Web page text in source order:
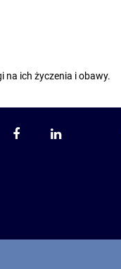
na ich życzenia i obawy.